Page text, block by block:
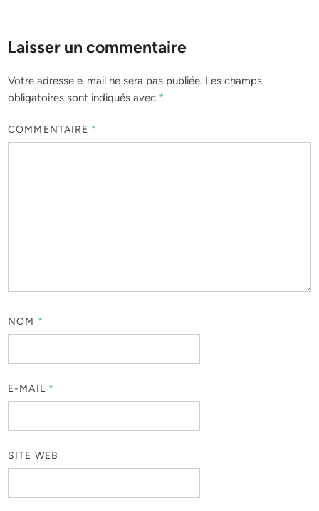
Laisser un commentaire
Votre adresse e-mail ne sera pas publiée. Les champs
obligatoires sont indiqués avec *
COMMENTAIRE *
NOM *
E-MAIL *
SITE WEB